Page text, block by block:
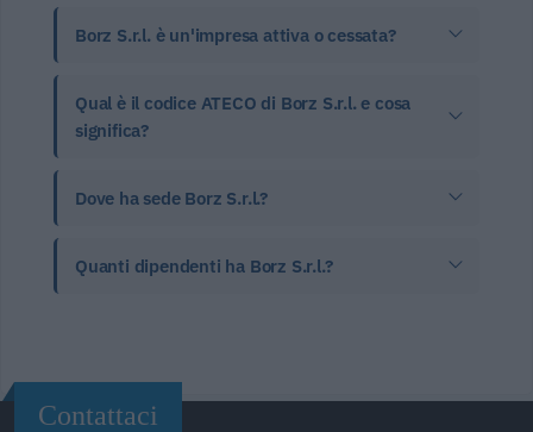
Borz S.r.l. è un'impresa attiva o cessata?
Qual è il codice ATECO di Borz S.r.l. e cosa
significa?
Dove ha sede Borz S.r.l.?
Quanti dipendenti ha Borz S.r.l.?
Contattaci